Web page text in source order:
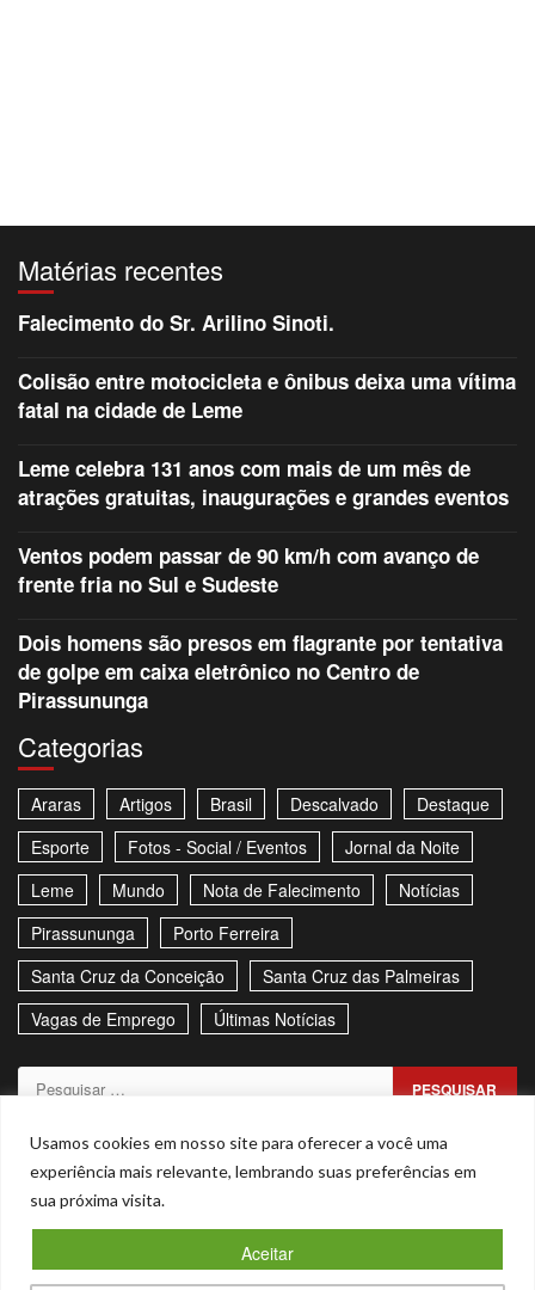
Usamos cookies em nosso site para oferecer a você uma
experiência mais relevante, lembrando suas preferências em
sua próxima visita.
Aceitar
Matérias recentes
Falecimento do Sr. Arilino Sinoti.
Colisão entre motocicleta e ônibus deixa uma vítima
fatal na cidade de Leme
Leme celebra 131 anos com mais de um mês de
atrações gratuitas, inaugurações e grandes eventos
Ventos podem passar de 90 km/h com avanço de
frente fria no Sul e Sudeste
Dois homens são presos em flagrante por tentativa
de golpe em caixa eletrônico no Centro de
Pirassununga
Categorias
Araras Artigos Brasil Descalvado
Destaque
Esporte
Fotos - Social / Eventos
Jornal da Noite
Leme
Mundo Nota de Falecimento
Notícias
Pirassununga
Porto Ferreira
Santa Cruz da Conceição
Santa Cruz das Palmeiras
Vagas de Emprego
Últimas Notícias
Pesquisar
Sitemap Política de Privacidade Contato
Stories
Facebook
Youtube